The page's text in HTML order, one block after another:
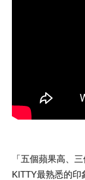
「五個蘋果高、
KITTY最熟悉的